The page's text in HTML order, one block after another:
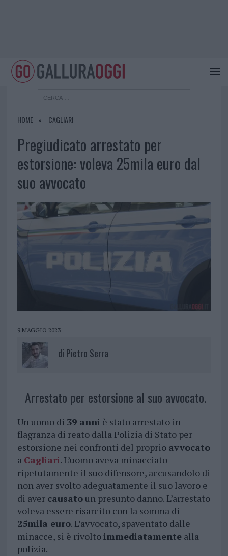
HOME CAGLIARI
Pregiudicato arrestato per
estorsione: voleva 25mila euro dal
suo avvocato
9 MAGGIO 2023
di Pietro Serra
Arrestato per estorsione al suo avvocato.
Un uomo di 39 anni è stato arrestato in
flagranza di reato dalla Polizia di Stato per
estorsione nei confronti del proprio avvocato
a Cagliari. L’uomo aveva minacciato
ripetutamente il suo difensore, accusandolo di
non aver svolto adeguatamente il suo lavoro e
di aver causatoun presunto danno. L’arrestato
voleva essere risarcito con la somma di
25mila euro. L’avvocato, spaventato dalle
minacce, si è rivoltoimmediatamentealla
polizia.